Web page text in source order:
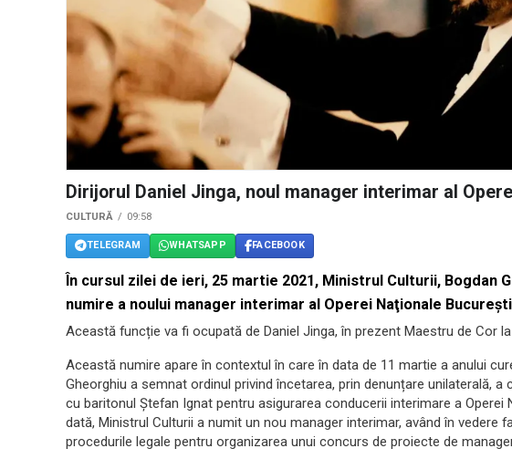
Dirijorul Daniel Jinga, noul manager interimar al
CULTURĂ 09:58
TELEGRAM WHATSAPP FACEBOOK
În cursul zilei de ieri, 25 martie 2021, Ministrul Culturii, Bogdan
numire a noului manager interimar al Operei Naţionale
Această funcție va fi ocupată de Daniel Jinga, în prezent Maestru de Cor
Această numire apare în contextul în care în data de 11 martie a anului
Gheorghiu a semnat ordinul privind încetarea, prin denunțare unilaterală,
cu baritonul Ştefan Ignat pentru asigurarea conducerii interimare a Operei
dată, Ministrul Culturii a numit un nou manager interimar, având în vedere
procedurile legale pentru organizarea unui concurs de proiecte de